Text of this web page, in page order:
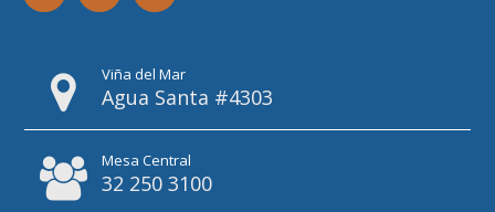
Viña del Mar
Agua Santa #4303
Mesa Central
32 250 3100